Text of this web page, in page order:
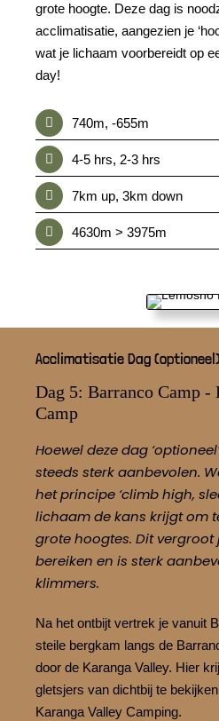
grote hoogte. Deze dag is
acclimatisatie, aangezien je
wat je lichaam voorbereidt op
day!
740m, -655m
4-5 hrs, 2-3 hrs
7km up, 3km down
4630m > 3975m
Acclimatisatie Dag (optioneel)
Dag 5: Barranco Camp -
Camp
Hoewel deze dag
steeds sterk aanbevolen.
het principe ‘climb high,
lichaam de kans krijgt om
grote hoogtes. Dit
bereiken en is sterk
klimmers.
Na het ontbijt vertrek je vanuit
steile bergkam langs de
door de Karanga Valley. Hier
gletsjers van dichtbij te
Karanga Valley Camping.